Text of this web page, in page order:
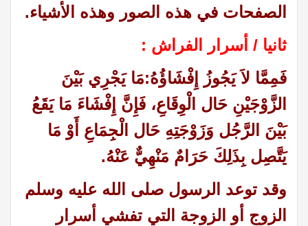
الصفحات في هذه الصور وهذه الأشياء.
ثانيا / أسرار الفراش :
فَمِمَّا لاَ يَجُوزُ إِفْشَاؤُهُ:مَا يَجْرِي بَيْنَ
الزَّوْجَيْنِ حَال الْوِقَاعِ، فَإِنَّ إِفْشَاءَ مَا يَقَعُ
بَيْنَ الرَّجُل وَزَوْجَتِهِ حَال الْجِمَاعِ أَوْ مَا
يَتَّصِل بِذَلِكَ حَرَامٌ مَنْهِيٌّ عَنْهُ.
وقد توعد الرسول صلى الله عليه وسلم
الزوج أو الزوجة التي تفشي أسرار